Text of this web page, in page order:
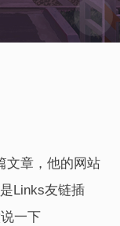
文章，他的网站
Links友链插
一下